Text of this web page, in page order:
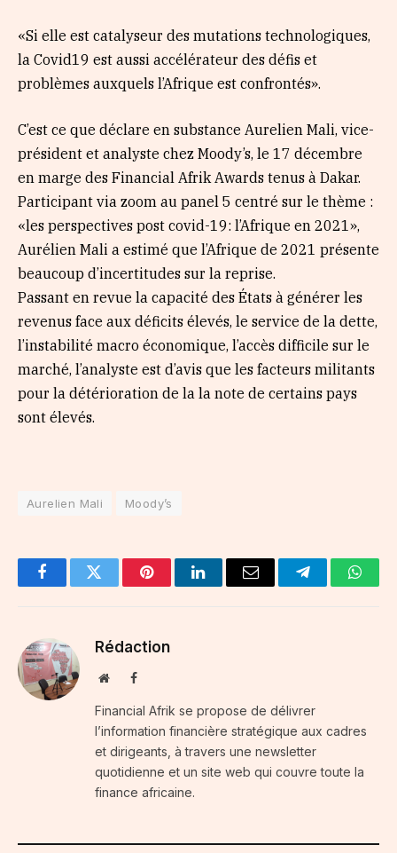
«Si elle est catalyseur des mutations technologiques,
la Covid19 est aussi accélérateur des défis et
problèmes auxquels l’Afrique est confrontés».
C’est ce que déclare en substance Aurelien Mali, vice-
président et analyste chez Moody’s, le 17 décembre
en marge des Financial Afrik Awards tenus à Dakar.
Participant via zoom au panel 5 centré sur le thème :
«les perspectives post covid-19: l’Afrique en 2021»,
Aurélien Mali a estimé que l’Afrique de 2021 présente
beaucoup d’incertitudes sur la reprise.
Passant en revue la capacité des États à générer les
revenus face aux déficits élevés, le service de la dette,
l’instabilité macro économique, l’accès difficile sur le
marché, l’analyste est d’avis que les facteurs militants
pour la détérioration de la la note de certains pays
sont élevés.
Aurelien Mali Moody’s
FacebookTwitter PinterestLinkedInEmail Telegram
Rédaction
WebsiteFacebook
Financial Afrik se propose de délivrer
l’information financière stratégique aux cadres
et dirigeants, à travers une newsletter
quotidienne et un site web qui couvre toute la
finance africaine.